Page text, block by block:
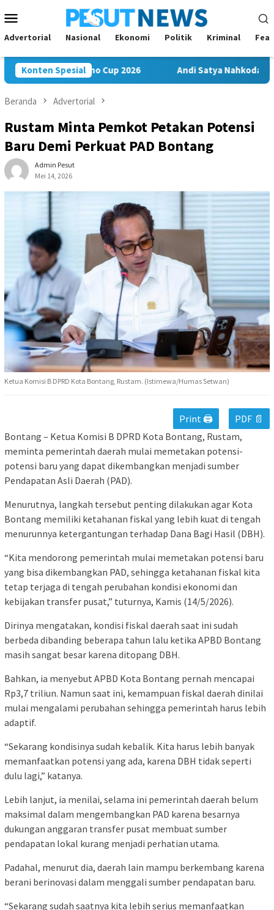
ke
kontenMobile
Advertorial Nasional Ekonomi Politik Kriminal
Konten Spesial
di Soekarno Cup 2026 Andi Satya Nahkodai Golkar
Beranda Advertorial
Rustam Minta Pemkot Petakan Potensi
Baru Demi Perkuat PAD Bontang
Admin Pesut
Mei 14, 2026
Ketua Komisi B DPRD Kota Bontang, Rustam. (Istimewa/Humas Setwan)
Print 🖨
PDF 📄
Bontang – Ketua Komisi B DPRD Kota Bontang, Rustam,
meminta pemerintah daerah mulai memetakan potensi-
potensi baru yang dapat dikembangkan menjadi sumber
Pendapatan Asli Daerah (PAD).
Menurutnya, langkah tersebut penting dilakukan agar Kota
Bontang memiliki ketahanan fiskal yang lebih kuat di tengah
menurunnya ketergantungan terhadap Dana Bagi Hasil (DBH).
“Kita mendorong pemerintah mulai memetakan potensi baru
yang bisa dikembangkan PAD, sehingga ketahanan fiskal kita
tetap terjaga di tengah perubahan kondisi ekonomi dan
kebijakan transfer pusat,” tuturnya, Kamis (14/5/2026).
Dirinya mengatakan, kondisi fiskal daerah saat ini sudah
berbeda dibanding beberapa tahun lalu ketika APBD Bontang
masih sangat besar karena ditopang DBH.
Bahkan, ia menyebut APBD Kota Bontang pernah mencapai
Rp3,7 triliun. Namun saat ini, kemampuan fiskal daerah dinilai
mulai mengalami perubahan sehingga pemerintah harus lebih
adaptif.
“Sekarang kondisinya sudah kebalik. Kita harus lebih banyak
memanfaatkan potensi yang ada, karena DBH tidak seperti
dulu lagi,” katanya.
Lebih lanjut, ia menilai, selama ini pemerintah daerah belum
maksimal dalam mengembangkan PAD karena besarnya
dukungan anggaran transfer pusat membuat sumber
pendapatan lokal kurang menjadi perhatian utama.
Padahal, menurut dia, daerah lain mampu berkembang karena
berani berinovasi dalam menggali sumber pendapatan baru.
“Sekarang sudah saatnya kita lebih serius memanfaatkan